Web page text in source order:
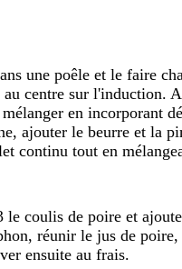
une poêle et le faire
au centre sur l'induction.
en incorporant
ajouter le beurre et la
continu tout en
le coulis de poire et
réunir le jus de
ensuite au frais.